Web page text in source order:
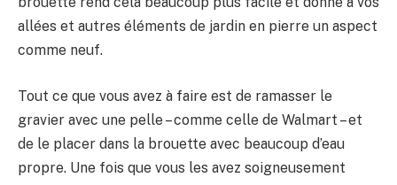
allées et autres éléments de jardin en pierre un aspect
comme neuf.
Tout ce que vous avez à faire est de ramasser le
gravier avec une pelle – comme celle de Walmart – et
de le placer dans la brouette avec beaucoup d’eau
propre. Une fois que vous les avez soigneusement